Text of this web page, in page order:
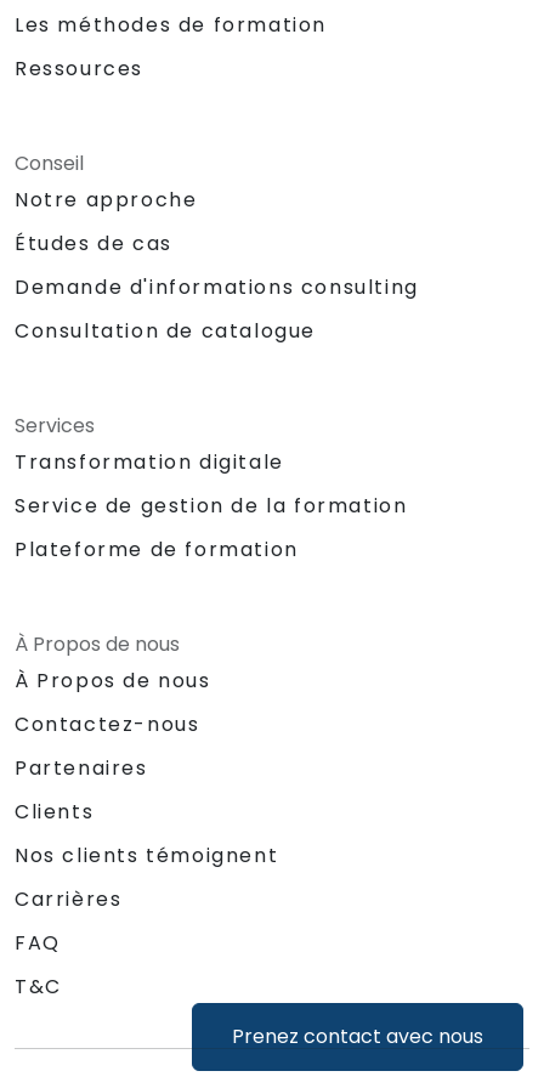
Prenez contact avec nous
Les méthodes de formation
Ressources
Conseil
Notre approche
Études de cas
Demande d'informations consulting
Consultation de catalogue
Services
Transformation digitale
Service de gestion de la formation
Plateforme de formation
À Propos de nous
À Propos de nous
Contactez-nous
Partenaires
Clients
Nos clients témoignent
Carrières
FAQ
T&C